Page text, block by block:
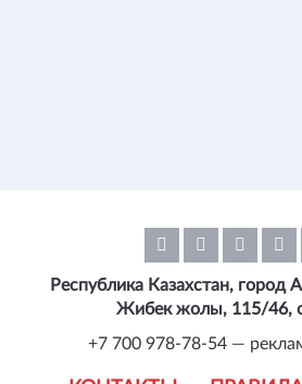
Республика Казахстан, город
Жибек жолы, 115/46,
+7 700 978-78-54 —